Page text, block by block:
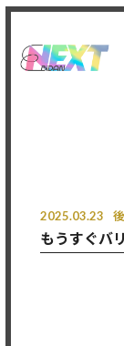
2025.03.23
もうすぐバ